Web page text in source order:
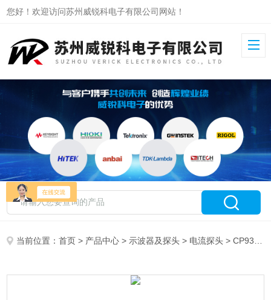
您好！欢迎访问苏州威锐科电子有限公司网站！
当前位置：首页 > 产品中心 > 示波器及探头 > 电流探头 > CP9301LA知用柔性电流探头